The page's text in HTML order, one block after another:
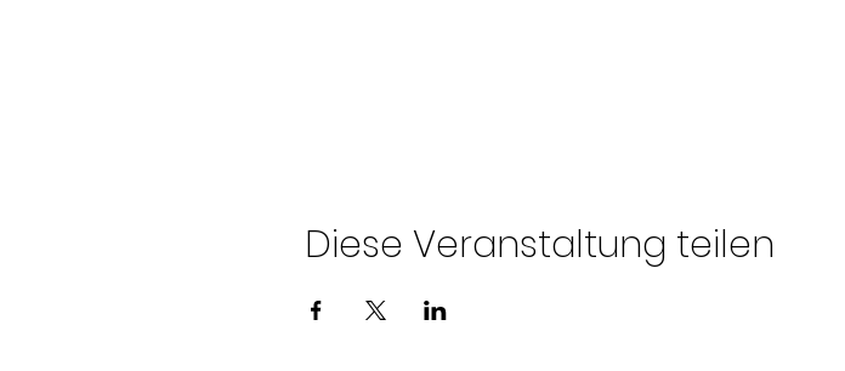
Diese Veranstaltung teilen